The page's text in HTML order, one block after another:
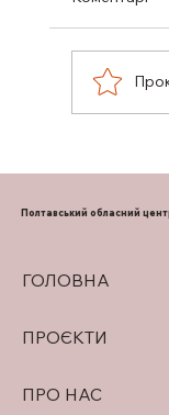
ГОЛОВНА
ПРОЄКТИ
ПРО НАС
Полтавський обласний